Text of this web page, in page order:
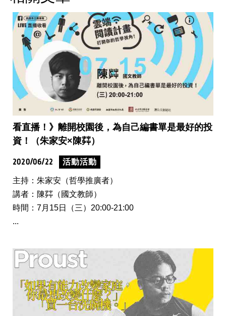
看直播！》離開校園後，為自己編書單是最好的投
資！（朱家安×陳茻）
2020/06/22 活動活動
主持：朱家安（哲學推廣者）
講者：陳茻（國文教師）
時間：7月15日（三）20:00-21:00
...